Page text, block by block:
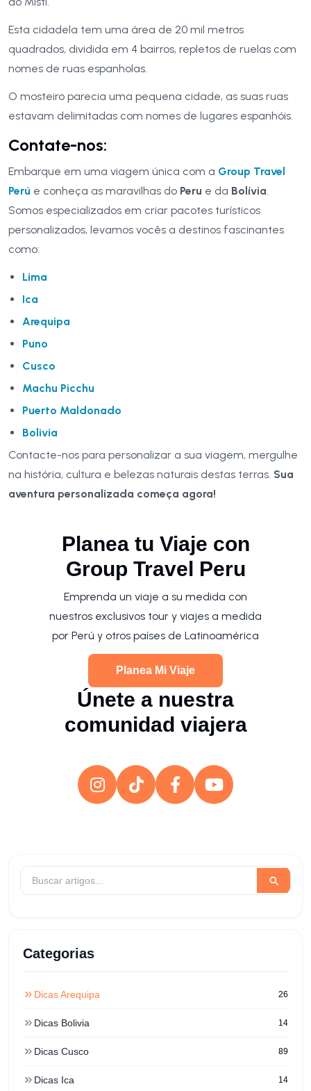
Esta cidadela tem uma área de 20 mil metros
quadrados, dividida em 4 bairros, repletos de ruelas com
nomes de ruas espanholas.
O mosteiro parecia uma pequena cidade, as suas ruas
estavam delimitadas com nomes de lugares espanhóis.
Contate-nos:
Embarque em uma viagem única com a Group Travel
Perú e conheça as maravilhas do Peru e da Bolívia
Somos especializados em criar pacotes turísticos
personalizados, levamos vocês a destinos fascinantes
como:
Lima
Ica
Arequipa
Puno
Cusco
Machu Picchu
Puerto Maldonado
Bolivia
Contacte-nos para personalizar a sua viagem, mergulhe
na história, cultura e belezas naturais destas terras. Sua
aventura personalizada começa agora!
Planea tu Viaje con
Group Travel Peru
Emprenda un viaje a su medida con
nuestros exclusivos tour y viajes a medida
por Perú y otros países de Latinoamérica
Planea Mi Viaje
Únete a nuestra
comunidad viajera
Categorias
Dicas Arequipa 26
Dicas Bolivia 14
Dicas Cusco 89
Dicas Ica 14